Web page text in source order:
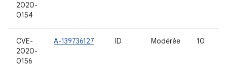
2020-
0154
CVE-
2020-
0156
A-139736127 ID Modérée 10